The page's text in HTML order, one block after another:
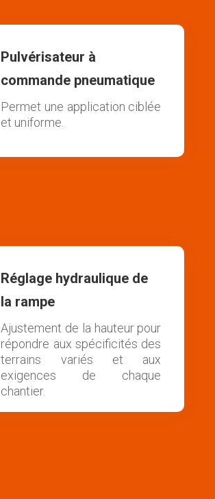
Pulvérisateur à
commande pneumatique
Permet une application ciblée
et uniforme.
Réglage hydraulique de
la rampe
Ajustement de la hauteur pour
répondre aux spécificités des
terrains variés et aux
exigences de chaque
chantier.